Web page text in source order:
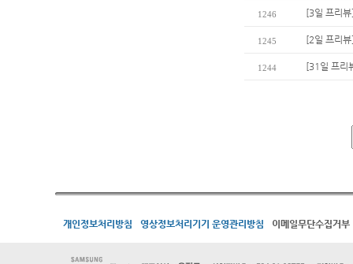
1246 [3일 프리
1245 [2일 프리
1244 [31일 프리
개인정보처리방침 영상정보처리기기 운영관리방침 이메일무단수집거부